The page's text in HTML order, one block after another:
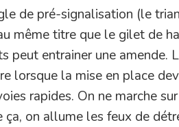
de pré-signalisation (le
même titre que le gilet de
peut entrainer une
lorsque la mise en place
rapides. On ne marche
ça, on allume les feux de